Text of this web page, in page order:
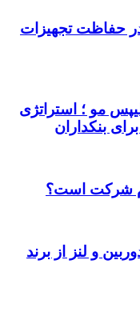
حفاظت تجهیزات
مو ؛ استراتژی
بنکداران
شرکت است؟
و لنز از برند